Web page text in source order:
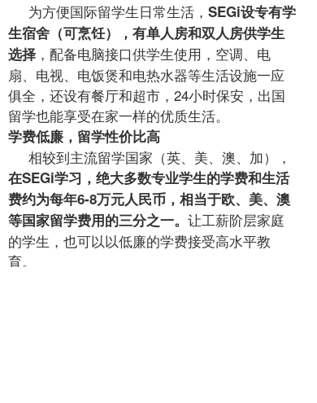
为方便国际留学生日常生活， SEGi设专有学
生宿舍（可烹饪），有单人房和双人房供学生
选择 ，配备电脑接口供学生使用，空调、电
扇、电视、电饭煲和电热水器等生活设施一应
俱全，还设有餐厅和超市，24小时保安，出国
留学也能享受在家一样的优质生活。
学费低廉，留学性价比高
相较到主流留学国家（英、美、澳、加），
在SEGi学习，绝大多数专业学生的学费和生活
费约为每年6-8万元人民币，相当于欧、美、澳
等国家留学费用的三分之一。 让工薪阶层家庭
的学生，也可以以低廉的学费接受高水平教
育。